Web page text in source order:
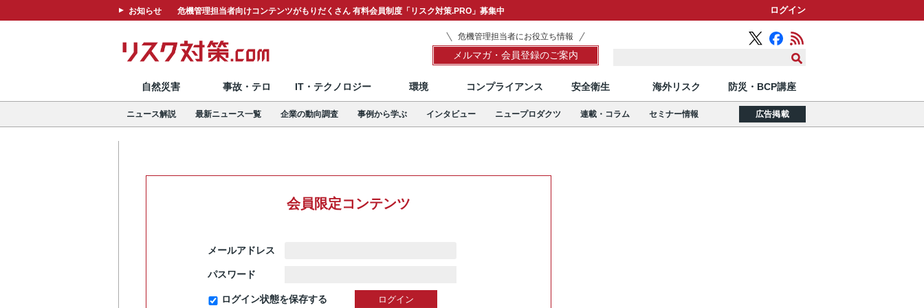
お知らせ 危機管理担当者向けコンテンツがもりだくさん 有料会員制度「リスク対策.PRO」募集中 ログイン
危機管理担当者にお役立ち情報
メルマガ・会員登録のご案内
自然災害 事故・テロ IT・テクノロジー 環境 コンプライアンス 安全衛生 海外リスク 防災・BCP講座
ニュース解説 最新ニュース一覧 企業の動向調査 事例から学ぶ インタビュー ニュープロダクツ 連載・コラム セミナー情報 広告掲載
会員限定コンテンツ
メールアドレス
パスワード
ログイン状態を保存する